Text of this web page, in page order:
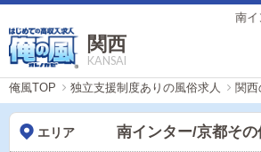
南インタ
関西
KANSAI
俺風TOP 独立支援制度ありの風俗求人 関
エリア 南インター/京都その